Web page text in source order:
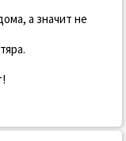
а значит не